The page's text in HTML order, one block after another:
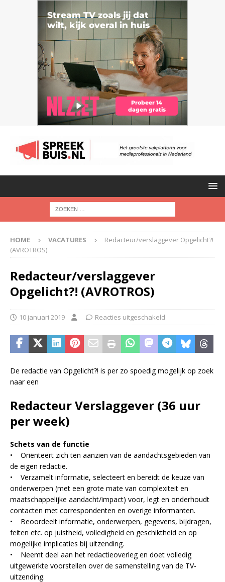
HOME VACATURES
Redacteur/verslaggever Opgelicht?!
(AVROTROS)
Redacteur/verslaggever
Opgelicht?! (AVROTROS)
10 januari 2019 Reacties uitgeschakeld
De redactie van Opgelicht?! is per zo spoedig mogelijk op zoek
naar een
Redacteur Verslaggever (36 uur
per week)
Schets van de functie
• Oriënteert zich ten aanzien van de aandachtsgebieden van
de eigen redactie.
• Verzamelt informatie, selecteert en bereidt de keuze van
onderwerpen (met een grote mate van complexiteit en
maatschappelijke aandacht/impact) voor, legt en onderhoudt
contacten met correspondenten en overige informanten.
• Beoordeelt informatie, onderwerpen, gegevens, bijdragen,
feiten etc. op juistheid, volledigheid en geschiktheid en op
mogelijke implicaties bij uitzending.
• Neemt deel aan het redactieoverleg en doet volledig
uitgewerkte voorstellen over de samenstelling van de TV-
uitzending.